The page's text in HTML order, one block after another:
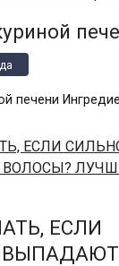
печени
ЕСЛИ
ВЫПАДАЮТ